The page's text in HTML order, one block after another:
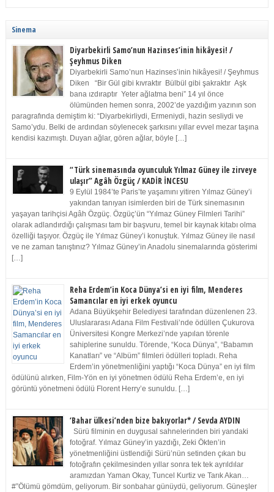
Sinema
Diyarbekirli Samo’nun Hazinses’inin hikâyesi! /
Şeyhmus Diken
Diyarbekirli Samo’nun Hazinses’inin hikâyesi! / Şeyhmus
Diken “Bir Gül gibi kıvraktır Bülbül gibi şakraktır Aşk
bana ızdıraptır Yeter ağlatma beni” 14 yıl önce
ölümünden hemen sonra, 2002’de yazdığım yazının son
paragrafında demiştim ki: “Diyarbekirliydi, Ermeniydi, hazin sesliydi ve
Samo’ydu. Belki de ardından söylenecek şarkısını yıllar evvel mezar taşına
kendisi kazımıştı. Duyan ağlar, gören ağlar, böyle […]
“Türk sinemasında oyunculuk Yılmaz Güney ile zirveye
ulaşır” Agâh Özgüç / KADİR İNCESU
9 Eylül 1984’te Paris’te yaşamını yitiren Yılmaz Güney’i
yakından tanıyan isimlerden biri de Türk sinemasının
yaşayan tarihçisi Agâh Özgüç. Özgüç’ün “Yılmaz Güney Filmleri Tarihi”
olarak adlandırdığı çalışması tam bir başvuru, temel bir kaynak kitabı olma
özelliği taşıyor. Özgüç ile Yılmaz Güney’i konuştuk. Yılmaz Güney ile nasıl
ve ne zaman tanıştınız? Yılmaz Güney’in Anadolu sinemalarında gösterimi
[…]
Reha Erdem’in Koca Dünya’si en iyi film, Menderes
Samancılar en iyi erkek oyuncu
Adana Büyükşehir Belediyesi tarafından düzenlenen 23.
Uluslararası Adana Film Festivali’nde ödüllen Çukurova
Üniversitesi Kongre Merkezi’nde yapılan törenle
sahiplerine sunuldu. Törende, “Koca Dünya”, “Babamın
Kanatları” ve “Albüm” filmleri ödülleri topladı. Reha
Erdem’in yönetmenliğini yaptığı “Koca Dünya” en iyi film
ödülünü alırken, Film-Yön en iyi yönetmen ödülü Reha Erdem’e, en iyi
görüntü yönetmeni ödülü Florent Herry’e sunuldu. […]
‘Bahar ülkesi’nden bize bakıyorlar* / Sevda AYDIN
Sürü filminin en duygusal sahnelerinden biri yandaki
fotoğraf. Yılmaz Güney’in yazdığı, Zeki Ökten’in
yönetmenliğini üstlendiği Sürü’nün setinden çıkan bu
fotoğrafın çekilmesinden yıllar sonra tek tek ayrıldılar
aramızdan Yaman Okay, Tuncel Kurtiz ve Tarık Akan…
#”Ölümü gömdüm, geliyorum. Bir sonbahar günüydü, geliyorum. Güneşler